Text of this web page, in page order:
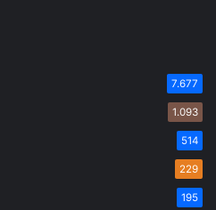
7.677
1.093
514
229
195